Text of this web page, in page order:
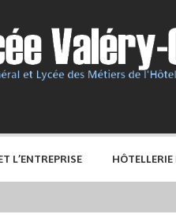
L’ENTREPRISE